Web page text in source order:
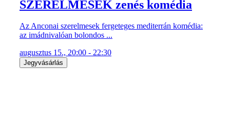
SZERELMESEK zenés komédia
Az Anconai szerelmesek fergeteges mediterrán komédia:
az imádnivalóan bolondos ...
augusztus 15., 20:00 - 22:30
Jegyvásárlás